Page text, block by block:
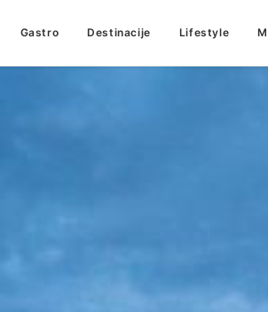
Gastro Destinacije Lifestyle